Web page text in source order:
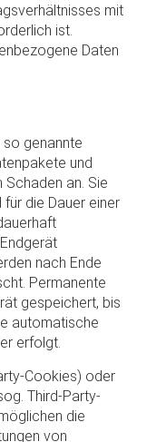
mit
ist.
Daten
genannte
und
Schaden an. Sie
die Dauer einer
nach Ende
Permanente
gespeichert, bis
automatische
erfolgt.
Cookies) oder
Third-Party-
die
von